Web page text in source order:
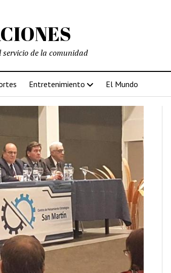
de la comunidad
Entretenimiento El Mundo